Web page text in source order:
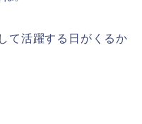
て活躍する日がくるか